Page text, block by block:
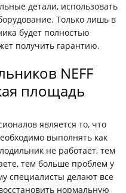
детали, использовать
Только лишь в
будет полностью
получить гарантию.
NEFF
площадь
является то, что
выполнять как
не работает, тем
тем больше проблем у
специалисты делают все
нормальную